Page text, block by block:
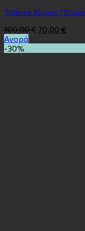
Τσάντα Χειρός/
100,00€ 70,00 €
Αγορά
-30%